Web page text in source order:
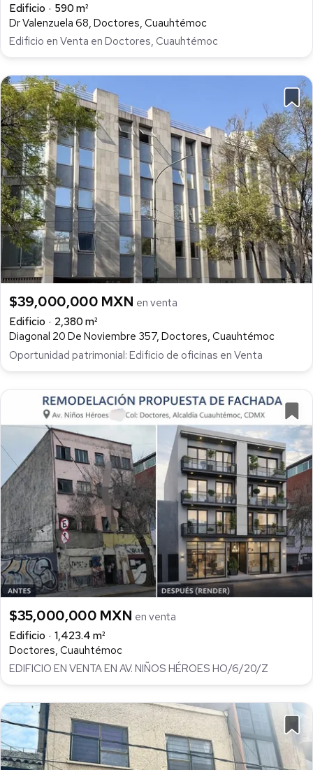
Edificio
590 m²
Dr Valenzuela 68, Doctores, Cuauhtémoc
Edificio en Venta en Doctores, Cuauhtémoc
$39,000,000 MXN en venta
Edificio
2,380 m²
Diagonal 20 De Noviembre 357, Doctores, Cuauhtémoc
Oportunidad patrimonial: Edificio de oficinas en Venta
$35,000,000 MXN en venta
Edificio
1,423.4 m²
Doctores, Cuauhtémoc
EDIFICIO EN VENTA EN AV. NIÑOS HÉROES HO/6/20/Z